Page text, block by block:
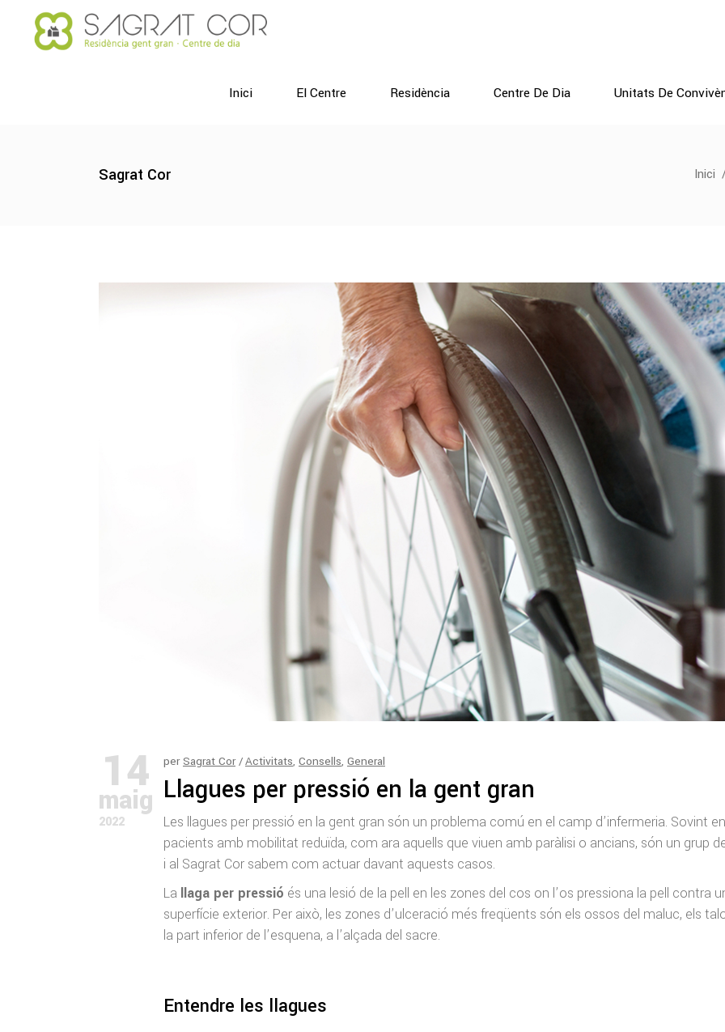
Inici El Centre Residència Centre De Dia Unitats De
Sagrat Cor Inici
14
maig
2022
perSagrat Cor Activitats, Consells, General
Llagues per pressió en la gent gran
Les llagues per pressió en la gent gran són un problema comú en el camp d’infermeria. Sovint en
pacients amb mobilitat reduïda, com ara aquells que viuen amb paràlisi o ancians, són un grup
i al Sagrat Cor sabem com actuar davant aquests casos.
La llaga per pressió és una lesió de la pell en les zones del cos on l’os pressiona la pell contra
superfície exterior. Per això, les zones d’ulceració més freqüents són els ossos del maluc, els
la part inferior de l’esquena, a l’alçada del sacre.
Entendre les llagues